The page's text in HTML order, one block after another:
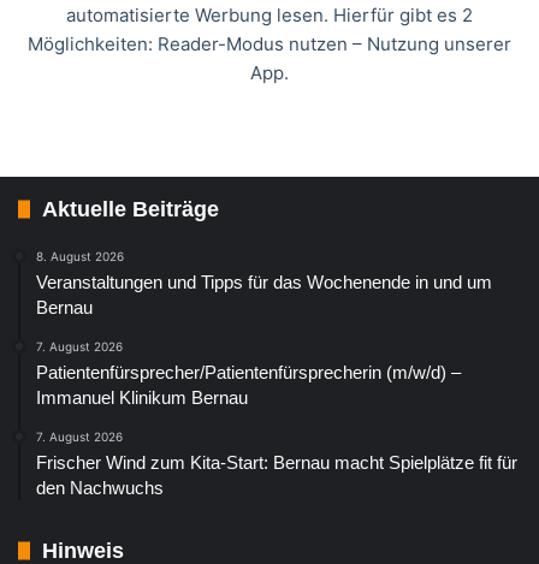
automatisierte Werbung lesen. Hierfür gibt es 2
Möglichkeiten: Reader-Modus nutzen – Nutzung unserer
App.
Aktuelle Beiträge
8. August 2026
Veranstaltungen und Tipps für das Wochenende in und um
Bernau
7. August 2026
Patientenfürsprecher/Patientenfürsprecherin (m/w/d) –
Immanuel Klinikum Bernau
7. August 2026
Frischer Wind zum Kita-Start: Bernau macht Spielplätze fit für
den Nachwuchs
Hinweis